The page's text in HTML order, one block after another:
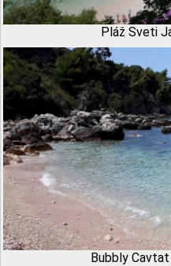
Pláž Sveti
Bubbly